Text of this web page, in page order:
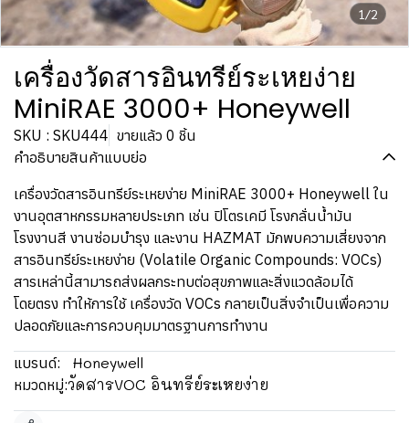
1/2
เครื่องวัดสารอินทรีย์ระเหยง่าย
MiniRAE 3000+ Honeywell
SKU : SKU444 ขายแล้ว 0 ชิ้น
คำอธิบายสินค้าแบบย่อ
เครื่องวัดสารอินทรีย์ระเหยง่าย MiniRAE 3000+ Honeywell ใน
งานอุตสาหกรรมหลายประเภท เช่น ปิโตรเคมี โรงกลั่นน้ำมัน
โรงงานสี งานซ่อมบำรุง และงาน HAZMAT มักพบความเสี่ยงจาก
สารอินทรีย์ระเหยง่าย (Volatile Organic Compounds: VOCs)
สารเหล่านี้สามารถส่งผลกระทบต่อสุขภาพและสิ่งแวดล้อมได้
โดยตรง ทำให้การใช้ เครื่องวัด VOCs กลายเป็นสิ่งจำเป็นเพื่อความ
ปลอดภัยและการควบคุมมาตรฐานการทำงาน
แบรนด์: Honeywell
หมวดหมู่:วัดสารVOC อินทรีย์ระเหยง่าย